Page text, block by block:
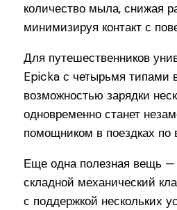
количество мыла, снижая
минимизируя контакт с
Для путешественников
Epicka с четырьмя типами
возможностью зарядки
одновременно станет
помощником в поездках по
Еще одна полезная вещь —
складной механический
с поддержкой нескольких